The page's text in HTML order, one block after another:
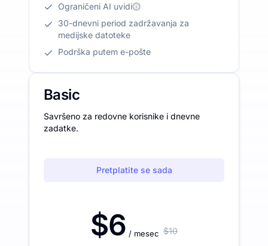
Ograničeni AI uvidi
30-dnevni period zadržavanja za
medijske datoteke
Podrška putem e-pošte
Basic
Savršeno za redovne korisnike i dnevne
zadatke.
Pretplatite se sada
$6 / mesec $10